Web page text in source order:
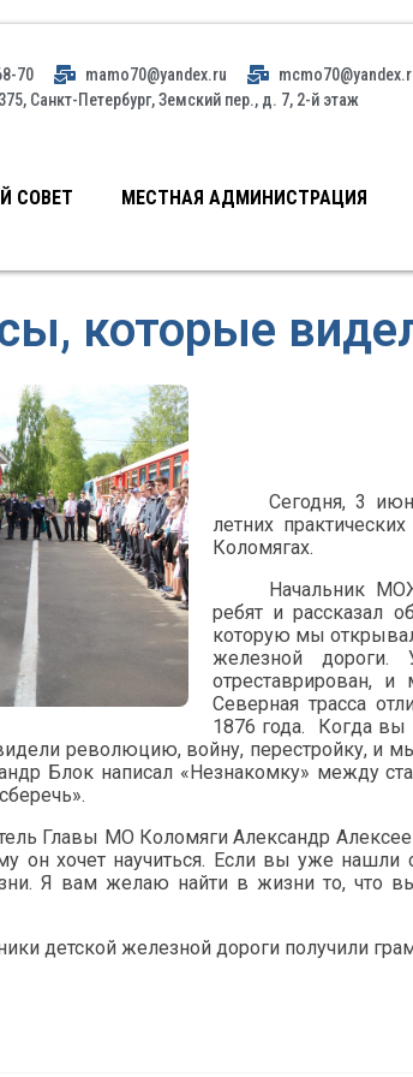
70 mamo70@yandex.ru
Санкт-Петербург, Земский пер., д. 7, 2-й этаж
СОВЕТ МЕСТНАЯ АДМИНИСТРАЦИЯ
которые
Сегодня, 3
летних
Коломягах.
Начальник
ребят и рассказал
которую мы
железной
отреставрирован,
Северная трасса
1876 года.
Когда вы
революцию, войну, перестройку, и
Блок написал «Незнакомку» между
Главы МО Коломяги Александр
он хочет научиться. Если вы уже
Я вам желаю найти в жизни то, что
детской железной дороги получили